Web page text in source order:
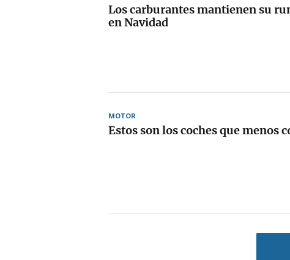
Los carburantes mantienen su
en Navidad
MOTOR
Estos son los coches que menos